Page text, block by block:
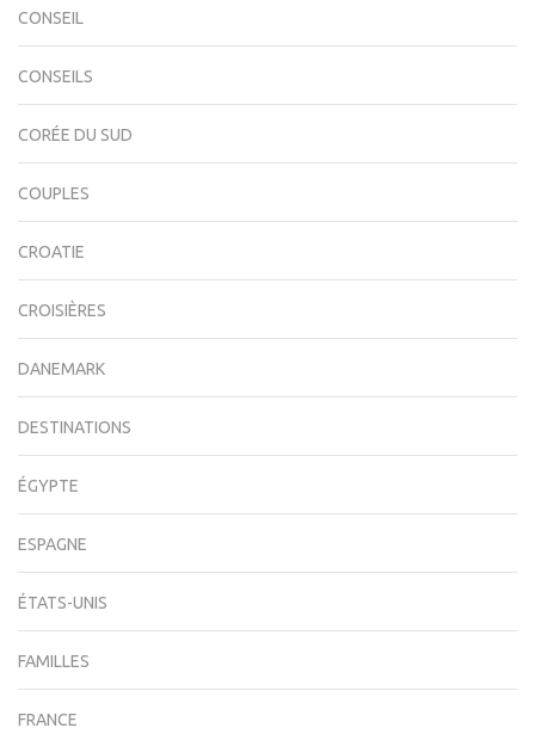
CONSEIL
CONSEILS
CORÉE DU SUD
COUPLES
CROATIE
CROISIÈRES
DANEMARK
DESTINATIONS
ÉGYPTE
ESPAGNE
ÉTATS-UNIS
FAMILLES
FRANCE